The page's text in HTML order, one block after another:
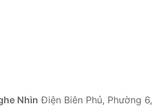
Nhìn Điện Biên Phủ, Phường 6,